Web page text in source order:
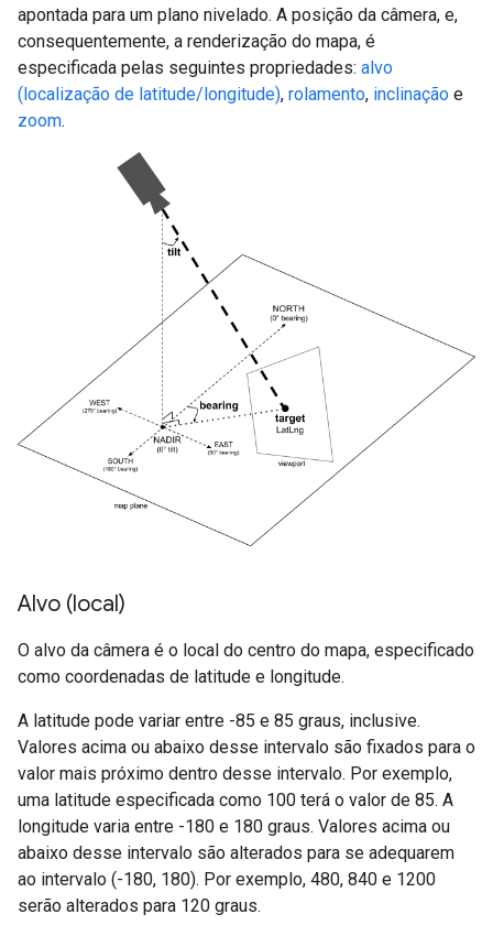
apontada para um plano nivelado. A posição da câmera, e,
consequentemente, a renderização do mapa, é
especificada pelas seguintes propriedades: alvo
(localização de latitude/longitude), rolamento, inclinação e
zoom.
Alvo (local)
O alvo da câmera é o local do centro do mapa, especificado
como coordenadas de latitude e longitude.
A latitude pode variar entre -85 e 85 graus, inclusive.
Valores acima ou abaixo desse intervalo são fixados para o
valor mais próximo dentro desse intervalo. Por exemplo,
uma latitude especificada como 100 terá o valor de 85. A
longitude varia entre -180 e 180 graus. Valores acima ou
abaixo desse intervalo são alterados para se adequarem
ao intervalo (-180, 180). Por exemplo, 480, 840 e 1200
serão alterados para 120 graus.